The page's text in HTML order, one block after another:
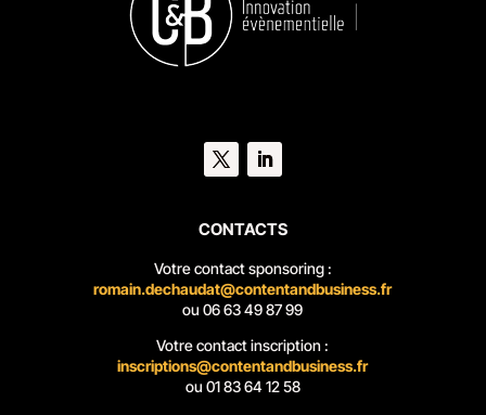
CONTACTS
Votre contact sponsoring :
romain.dechaudat@contentandbusiness.fr
ou06 63 49 87 99
Votre contact inscription :
inscriptions@contentandbusiness.fr
ou 01 83 64 12 58